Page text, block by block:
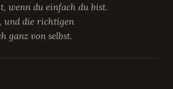
wenn du einfach du bist.
und die richtigen
ganz von selbst.